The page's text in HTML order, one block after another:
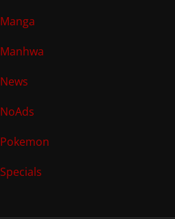
Manga
Manhwa
News
NoAds
Pokemon
Specials